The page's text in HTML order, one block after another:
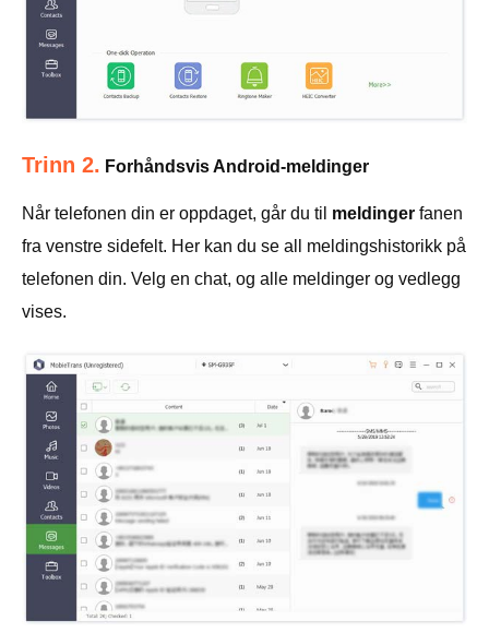
Trinn 2. Forhåndsvis Android-meldinger
Når telefonen din er oppdaget, går du til meldinger fanen
fra venstre sidefelt. Her kan du se all meldingshistorikk på
telefonen din. Velg en chat, og alle meldinger og vedlegg
vises.